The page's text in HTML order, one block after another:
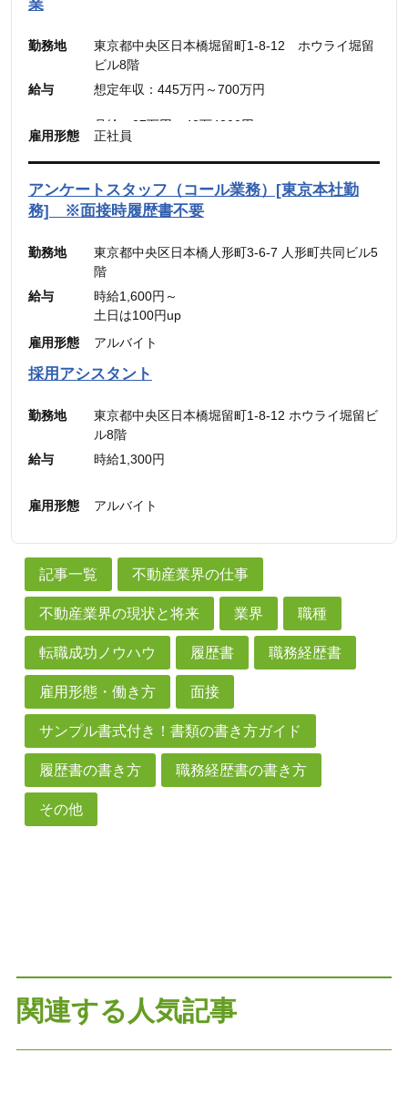
金は別途追加支給
■メンバー・リーダー
想定年収：500万円～800万円
（固定残業代：45時間分【7万8,500円〜12万
5,600円】含む。）
※45時間を超える時間外労働分についての割増賃
金は別途追加支給
業
勤務地
東京都中央区日本橋堀留町1-8-12 ホウライ堀留
ビル8階
給与
想定年収：445万円～700万円
月給：27万円～42万4300円
（固定残業代：45時間分【7万円～10万9900
円】）
（45時間を超える時間外労働分についての割増賃
金は別途追加支給）
雇用形態 正社員
アンケートスタッフ（コール業務）[東京本社勤
務] ※面接時履歴書不要
勤務地
東京都中央区日本橋人形町3-6-7 人形町共同ビル5
階
給与
時給1,600円～
土日は100円up
雇用形態
アルバイト
採用アシスタント
勤務地
東京都中央区日本橋堀留町1-8-12 ホウライ堀留ビ
ル8階
給与
時給1,300円
雇用形態 アルバイト
記事一覧 不動産業界の仕事
不動産業界の現状と将来 業界 職種
転職成功ノウハウ 履歴書 職務経歴書
雇用形態・働き方 面接
サンプル書式付き！書類の書き方ガイド
履歴書の書き方 職務経歴書の書き方
その他
関連する人気記事